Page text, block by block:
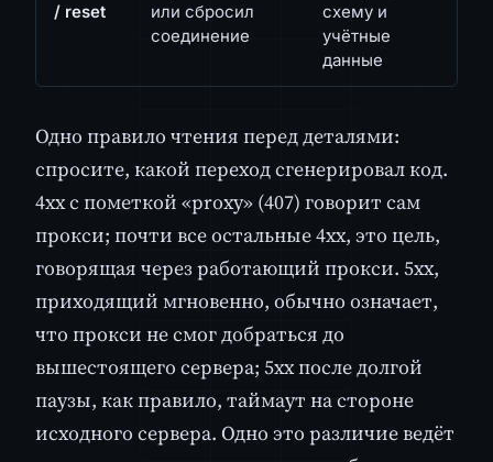
/ reset
или сбросил
соединение
схему и
учётные
данные
Одно правило чтения перед деталями:
спросите, какой переход сгенерировал код.
4xx с пометкой «proxy» (407) говорит сам
прокси; почти все остальные 4xx, это цель,
говорящая через работающий прокси. 5xx,
приходящий мгновенно, обычно означает,
что прокси не смог добраться до
вышестоящего сервера; 5xx после долгой
паузы, как правило, таймаут на стороне
исходного сервера. Одно это различие ведёт